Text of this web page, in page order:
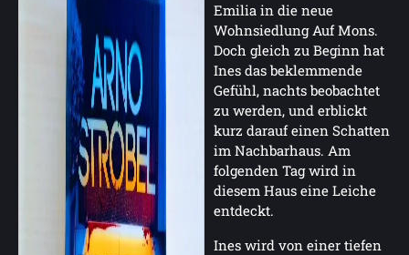
Emilia in die neue
Wohnsiedlung Auf Mons.
Doch gleich zu Beginn hat
Ines das beklemmende
Gefühl, nachts beobachtet
zu werden, und erblickt
kurz darauf einen Schatten
im Nachbarhaus. Am
folgenden Tag wird in
diesem Haus eine Leiche
entdeckt.
Ines wird von einer tiefen